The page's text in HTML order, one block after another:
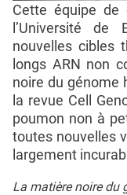
Cette équipe de
l’Université
nouvelles cibles
longs ARN non
noire du génome
la revue Cell
poumon non à
toutes nouvelles
largement
La matière noire du